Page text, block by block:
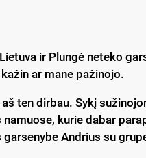
ir Plungė neteko
ar mane pažinojo.
ten dirbau. Sykį
kurie dabar
Andrius su